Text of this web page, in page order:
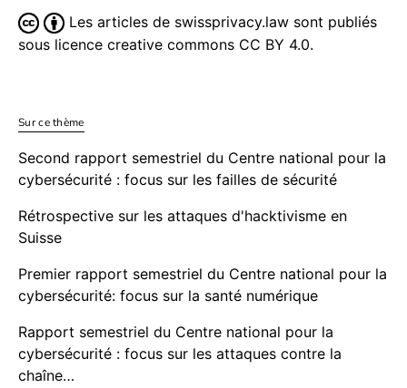
Les articles de swissprivacy.law sont publiés
sous licence creative commons CC BY 4.0.
Sur ce thème
Second rapport semestriel du Centre national pour la
cybersécurité : focus sur les failles de sécurité
Rétrospective sur les attaques d'hacktivisme en
Suisse
Premier rapport semestriel du Centre national pour la
cybersécurité: focus sur la santé numérique
Rapport semestriel du Centre national pour la
cybersécurité : focus sur les attaques contre la
chaîne…